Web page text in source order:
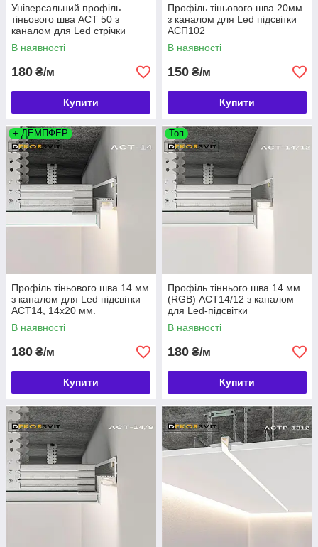
Універсальний профіль
тіньового шва АСТ 50 з
каналом для Led стрічки
В наявності
180 ₴/м
Купити
Профіль тіньового шва 20мм
з каналом для Led підсвітки
АСП102
В наявності
150 ₴/м
Купити
+ ДЕМПФЕР
Профіль тіньового шва 14 мм
з каналом для Led підсвітки
АСТ14, 14х20 мм.
В наявності
180 ₴/м
Купити
Топ
Профіль тіннього шва 14 мм
(RGB) АСТ14/12 з каналом
для Led-підсвітки
В наявності
180 ₴/м
Купити